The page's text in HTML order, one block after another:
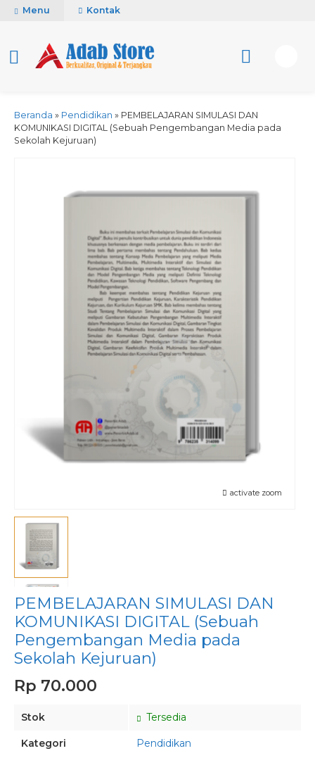
Menu Kontak
Beranda » Pendidikan » PEMBELAJARAN SIMULASI DAN
KOMUNIKASI DIGITAL (Sebuah Pengembangan Media pada
Sekolah Kejuruan)
activate zoom
PEMBELAJARAN SIMULASI DAN
KOMUNIKASI DIGITAL (Sebuah
Pengembangan Media pada
Sekolah Kejuruan)
Rp 70.000
Stok Tersedia
Kategori Pendidikan